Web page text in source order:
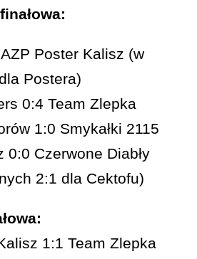
Poster Kalisz (w
Postera)
0:4 Team Zlepka
1:0 Smykałki 2115
0:0 Czerwone Diabły
2:1 dla Cektofu)
1:1 Team Zlepka